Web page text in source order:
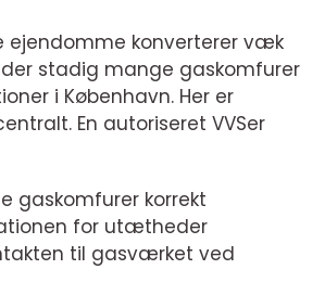
ejendomme konverterer væk
stadig mange gaskomfurer
i København. Her er
En autoriseret VVSer
gaskomfurer korrekt
for utætheder
til gasværket ved